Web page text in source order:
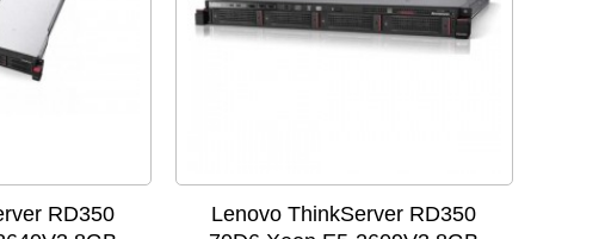
RD350
Lenovo ThinkServer RD350